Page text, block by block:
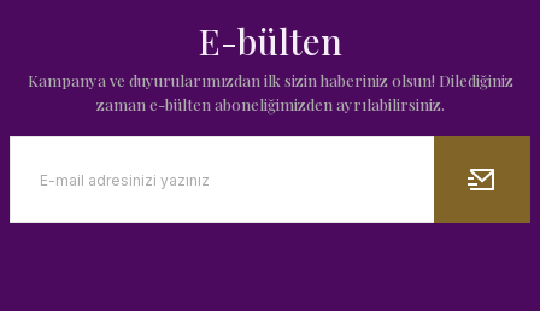
E-bülten
Kampanya ve duyurularımızdan ilk sizin haberiniz olsun! Dilediğiniz
zaman e-bülten aboneliğimizden ayrılabilirsiniz.